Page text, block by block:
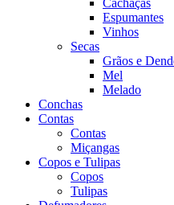
Cachaças
Espumantes
Vinhos
Secas
Grãos e
Mel
Melado
Conchas
Contas
Contas
Miçangas
Copos e Tulipas
Copos
Tulipas